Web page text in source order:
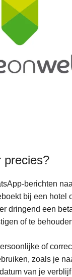
precies?
berichten
bij een hotel
dringend een
of te
of
zoals je
van je